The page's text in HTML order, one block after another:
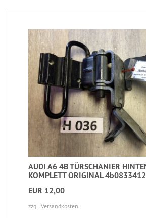
AUDI A6 4B TÜRSCHANIER
KOMPLETT ORIGINAL
EUR 12,00
zzgl. Versandkosten